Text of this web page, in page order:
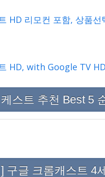
HD 리모컨 포함, 상품선
HD, with Google TV HD
스트 추천 Best 5
구글 크롬캐스트 4